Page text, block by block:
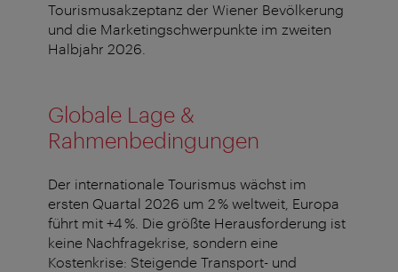
Tourismusakzeptanz der Wiener Bevölkerung
und die Marketingschwerpunkte im zweiten
Halbjahr 2026.
Globale Lage &
Rahmenbedingungen
Der internationale Tourismus wächst im
ersten Quartal 2026 um 2 % weltweit, Europa
führt mit +4 %. Die größte Herausforderung ist
keine Nachfragekrise, sondern eine
Kostenkrise: Steigende Transport- und